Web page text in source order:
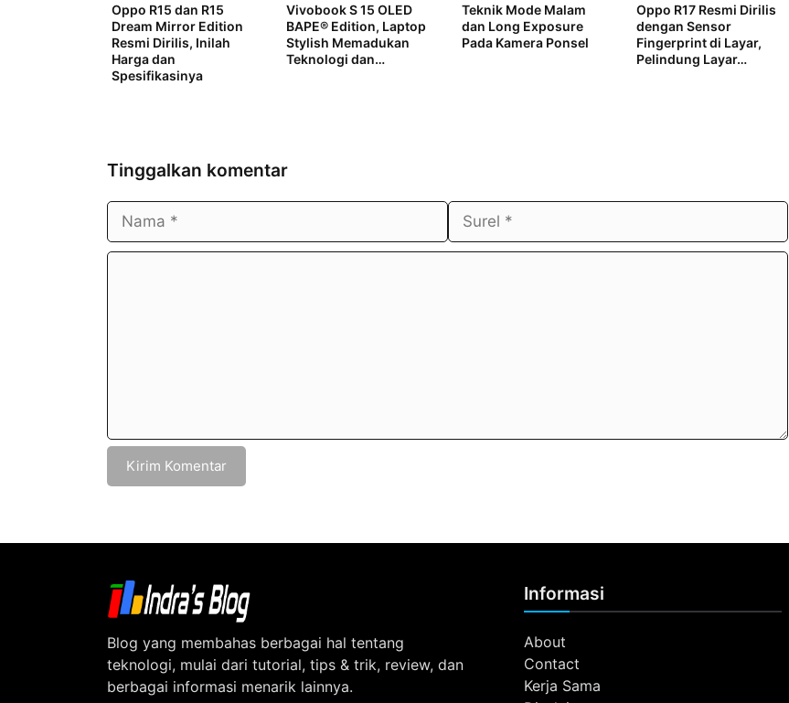
Oppo R15 dan R15
Dream Mirror Edition
Resmi Dirilis, Inilah
Harga dan
Spesifikasinya
Vivobook S 15 OLED
BAPE® Edition, Laptop
Stylish Memadukan
Teknologi dan…
Teknik Mode Malam
dan Long Exposure
Pada Kamera Ponsel
Oppo R17 Resmi Dirilis
dengan Sensor
Fingerprint di Layar,
Pelindung Layar…
Tinggalkan komentar
Nama
Surel
Komentar
Blog yang membahas berbagai hal tentang
teknologi, mulai dari tutorial, tips & trik, review, dan
berbagai informasi menarik lainnya.
Informasi
About
Contact
Kerja Sama